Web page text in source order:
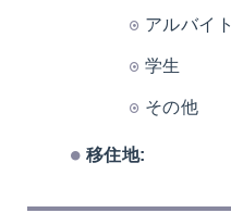
アルバイト
学生
その他
移住地: